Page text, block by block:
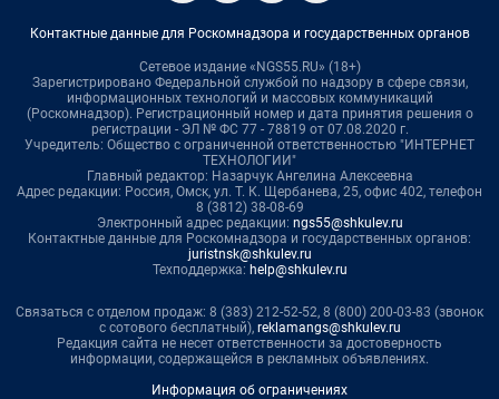
Контактные данные для Роскомнадзора и государственных органов
Сетевое издание «NGS55.RU» (18+)
Зарегистрировано Федеральной службой по надзору в сфере связи,
информационных технологий и массовых коммуникаций
(Роскомнадзор). Регистрационный номер и дата принятия решения о
регистрации - ЭЛ № ФС 77 - 78819 от 07.08.2020 г.
Учредитель: Общество с ограниченной ответственностью "ИНТЕРНЕТ
ТЕХНОЛОГИИ"
Главный редактор: Назарчук Ангелина Алексеевна
Адрес редакции: Россия, Омск, ул. Т. К. Щербанева, 25, офис 402, телефон
8 (3812) 38-08-69
Электронный адрес редакции: ngs55@shkulev.ru
Контактные данные для Роскомнадзора и государственных органов:
juristnsk@shkulev.ru
Техподдержка: help@shkulev.ru
Связаться с отделом продаж: 8 (383) 212-52-52, 8 (800) 200-03-83 (звонок
с сотового бесплатный), reklamangs@shkulev.ru
Редакция сайта не несет ответственности за достоверность
информации, содержащейся в рекламных объявлениях.
Информация об ограничениях